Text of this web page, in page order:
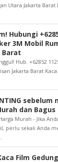
Utara Jakarta Barat
Hubungi
3M Mobil
Barat
Hub. +62852
Jakarta Barat
sebelum
dan Bagus
Murah - Jika
perlu sekali Anda
Film